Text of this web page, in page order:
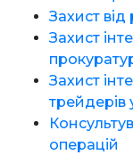
Захист
Захист
Захист
трейдерів
операцій